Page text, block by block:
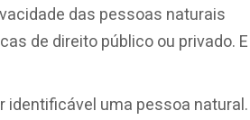
das pessoas naturais
de direito público ou privado. E
identificável uma pessoa natural.